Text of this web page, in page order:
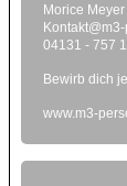
Morice Meyer
04131 - 757
Bewirb dich
www.m3-